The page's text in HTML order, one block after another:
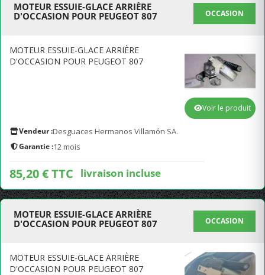
MOTEUR ESSUIE-GLACE ARRIÈRE
D'OCCASION POUR PEUGEOT 807
OCCASION
MOTEUR ESSUIE-GLACE ARRIÈRE
D'OCCASION POUR PEUGEOT 807
Vendeur :Desguaces Hermanos Villamón SA.
Garantie :12 mois
85,20 € TTC livraison incluse
Voir le produit
MOTEUR ESSUIE-GLACE ARRIÈRE
D'OCCASION POUR PEUGEOT 807
OCCASION
MOTEUR ESSUIE-GLACE ARRIÈRE
D'OCCASION POUR PEUGEOT 807